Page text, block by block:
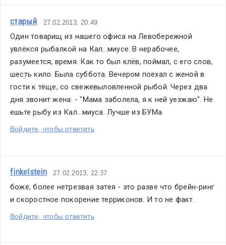
старый 27.02.2013, 20:49
Один товарищ из нашего офиса на Левобережной
увлёкся рыбалкой на Кал...миусе. В нерабочее,
разумеется, время. Как то был клёв, поймал, с его слов,
шесть кило. Была суббота. Вечером поехал с женой в
гости к тёще, со свежевыловленной рыбой. Через два
дня звонит жена: - "Мама заболела, я к ней уезжаю". Не
ешьте рыбу из Кал...миуса. Лучше из БУМа.
Войдите, чтобы ответить
finkelstein 27.02.2013, 22:37
боже, более нетрезвая затея - это разве что брейн-ринг
и скоростное покорение терриконов. И то не факт.
Войдите, чтобы ответить